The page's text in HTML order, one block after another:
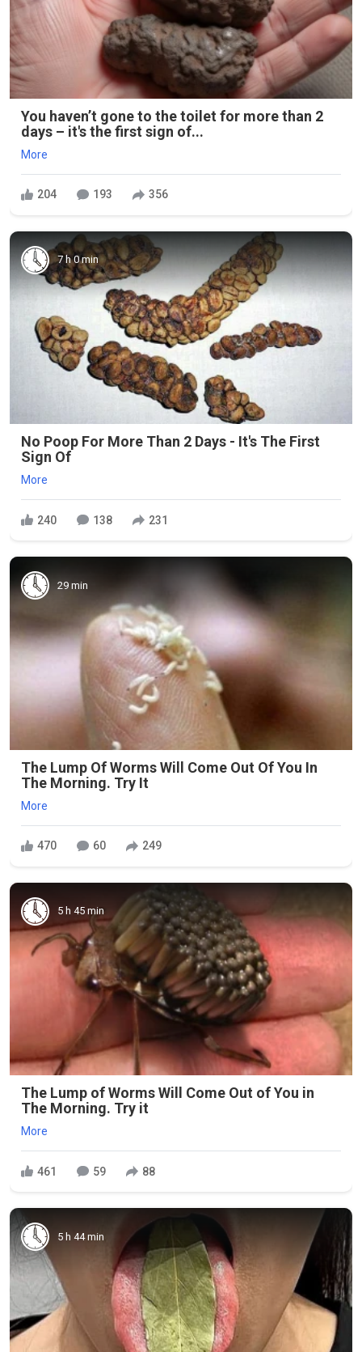
You haven’t gone to the toilet for more than 2
days – it's the first sign of...
More
204 193 356
7 h 0 min
No Poop For More Than 2 Days - It's The First
Sign Of
More
240 138 231
29 min
The Lump Of Worms Will Come Out Of You In
The Morning. Try It
More
470 60 249
5 h 45 min
The Lump of Worms Will Come Out of You in
The Morning. Try it
More
461 59 88
5 h 44 min